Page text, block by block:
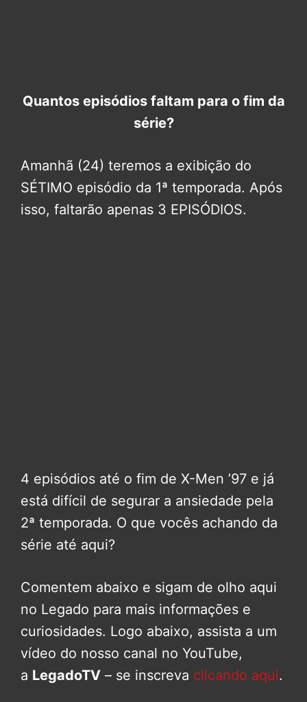
Quantos episódios faltam para o fim da
série?
Amanhã (24) teremos a exibição do
SÉTIMO episódio da 1ª temporada. Após
isso, faltarão apenas 3 EPISÓDIOS.
4 episódios até o fim de X-Men ’97 e já
está difícil de segurar a ansiedade pela
2ª temporada. O que vocês achando da
série até aqui?
Comentem abaixo e sigam de olho aqui
no Legado para mais informações e
curiosidades. Logo abaixo, assista a um
vídeo do nosso canal no YouTube,
a LegadoTV – se inscreva clicando aqui.